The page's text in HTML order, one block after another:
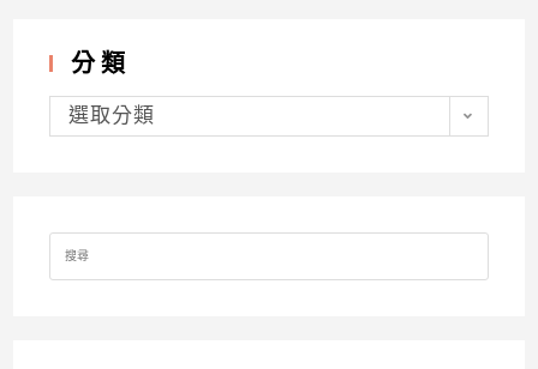
分類
分
類選取分類
Search
for: